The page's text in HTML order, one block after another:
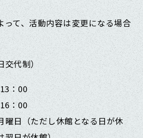
て、活動内容は変更になる場合
交代制）
：00
：00
日（ただし休館となる日が休